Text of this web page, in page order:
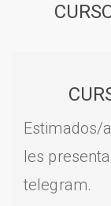
Estimados/
les
telegram.